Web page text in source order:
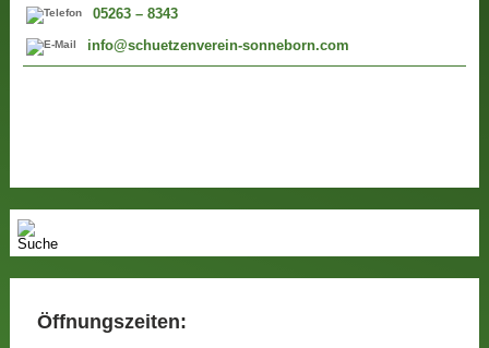
05263 – 8343
info@schuetzenverein-sonneborn.com
Öffnungszeiten: